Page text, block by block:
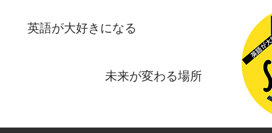
​英語が大好きになる
​未来が変わる場所